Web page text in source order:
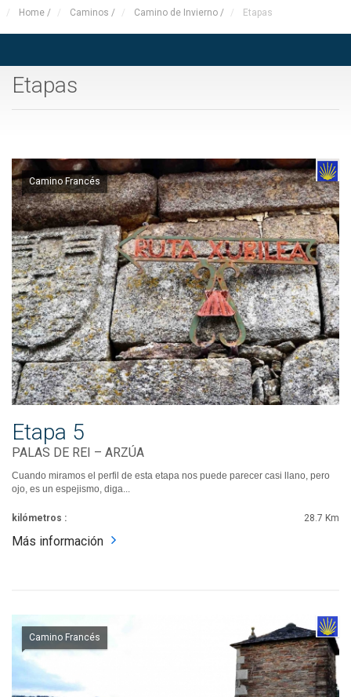
Home / Caminos / Camino de Invierno / Etapas
Etapas
Camino Francés
Etapa 5
PALAS DE REI – ARZÚA
Cuando miramos el perfil de esta etapa nos puede parecer casi llano, pero
ojo, es un espejismo, diga...
kilómetros : 28.7 Km
Más información
Camino Francés